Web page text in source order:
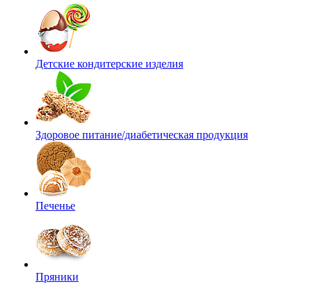
Детские кондитерские изделия
Здоровое питание/диабетическая продукция
Печенье
Пряники